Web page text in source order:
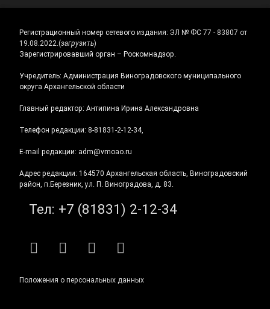
Регистрационный номер сетевого издания: ЭЛ № ФС 77 - 83807 от
19.08.2022.(загрузить)
Зарегистрировавший орган – Роскомнадзор.
Учредитель: Администрация Виноградовского муниципального
округа Архангельской области
Главный редактор: Антипина Ирина Александровна
Телефон редакции: 8-81831-2-12-34,
E-mail редакции: adm@vmoao.ru
Адрес редакции: 164570 Архангельская область, Виноградовский
район, п.Березник, ул. П. Виноградова, д. 83.
Тел: +7 (81831) 2-12-34
RSS E-mailВКонтакте
Telegram
Положения о персональных данных